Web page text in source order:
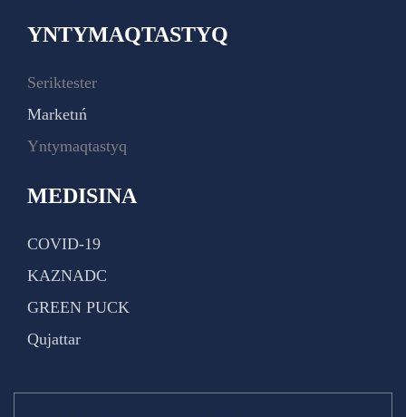
YNTYMAQTASTYQ
Seriktester
Marketıń
Yntymaqtastyq
MEDISINA
COVID-19
KAZNADC
GREEN PUCK
Qujattar